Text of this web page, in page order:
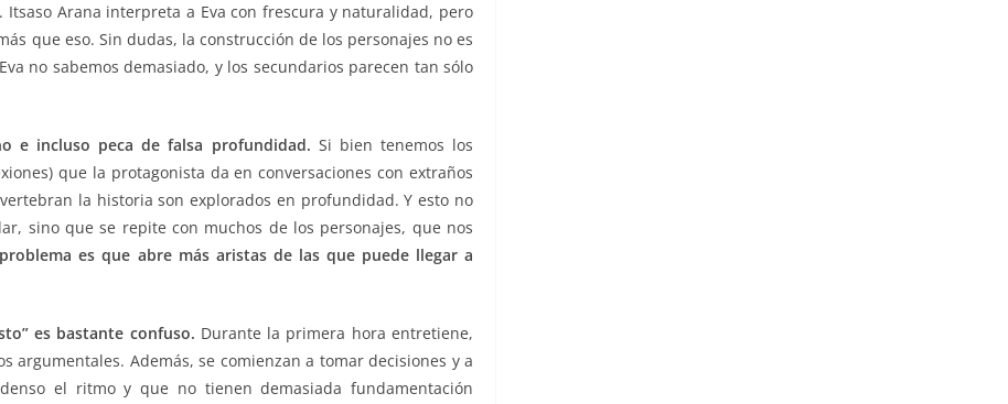
. Itsaso Arana interpreta a Eva con frescura y naturalidad, pero
que eso. Sin dudas, la construcción de los personajes no es
no sabemos demasiado, y los secundarios parecen tan sólo
e incluso peca de falsa profundidad. Si bien tenemos los
que la protagonista da en conversaciones con extraños
la historia son explorados en profundidad. Y esto no
sino que se repite con muchos de los personajes, que nos
es que abre más aristas de las que puede llegar a
es bastante confuso. Durante la primera hora entretiene,
argumentales. Además, se comienzan a tomar decisiones y a
el ritmo y que no tienen demasiada fundamentación